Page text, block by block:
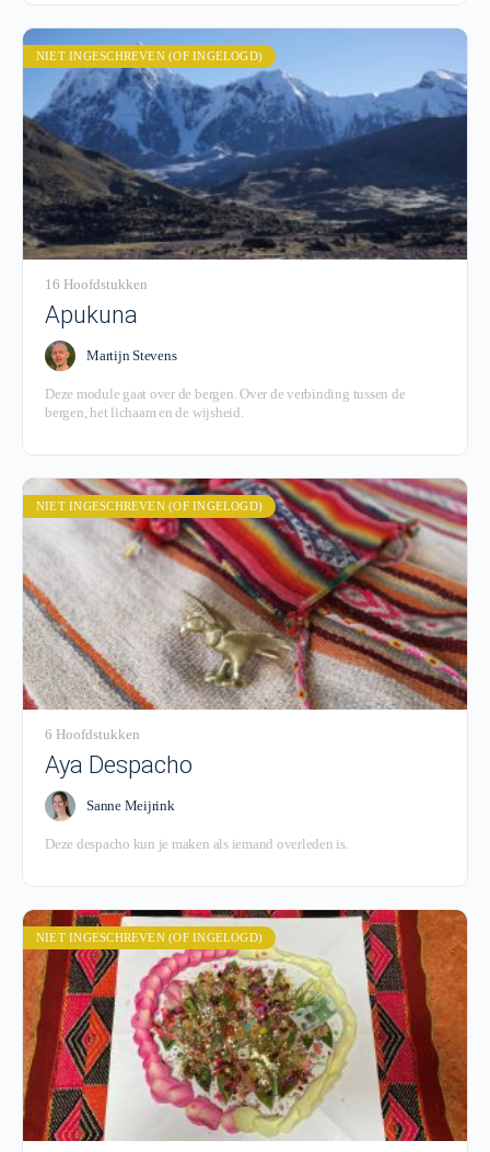
NIET INGESCHREVEN (OF INGELOGD)
16 Hoofdstukken
Apukuna
Martijn Stevens
Deze module gaat over de bergen. Over de verbinding tussen de
bergen, het lichaam en de wijsheid.
NIET INGESCHREVEN (OF INGELOGD)
6 Hoofdstukken
Aya Despacho
Sanne Meijrink
Deze despacho kun je maken als iemand overleden is.
NIET INGESCHREVEN (OF INGELOGD)